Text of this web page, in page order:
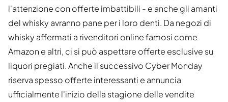
l'attenzione con offerte imbattibili - e anche gli amanti
del whisky avranno pane per i loro denti. Da negozi di
whisky affermati a rivenditori online famosi come
Amazon e altri, ci si può aspettare offerte esclusive su
liquori pregiati. Anche il successivo Cyber Monday
riserva spesso offerte interessanti e annuncia
ufficialmente l'inizio della stagione delle vendite